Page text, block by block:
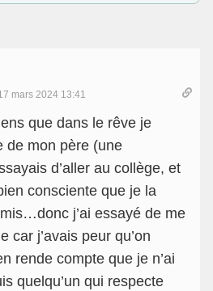
mars 2024 13:41
que dans le rêve je
de mon père (une
d’aller au collège, et
consciente que je la
j’ai essayé de me
car j’avais peur qu’on
rende compte que je n’ai
quelqu’un qui respecte